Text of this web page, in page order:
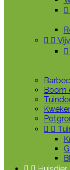

 

Boom
 